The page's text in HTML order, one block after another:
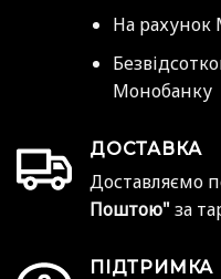
На рахунок
Монобанку
ДОСТАВКА
Доставляємо
Поштою" за
ПІДТРИМКА